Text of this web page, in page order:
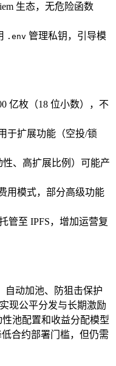
生态，无危险函数
.env 管理私钥，引导模
亿枚（18 位小数），不
于扩展功能（空投/锁
、高扩展比例）可能产
用模式，部分高级功能
管至 IPFS，增加运营复
自动加池、防狙击保护
现公平分发与长期激励
池配置和收益分配模型
合约部署门槛，但仍需